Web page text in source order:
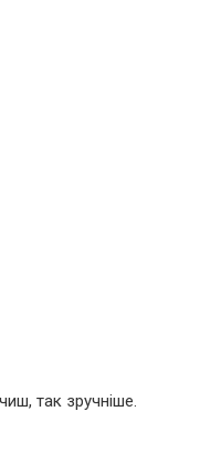
так зручніше.